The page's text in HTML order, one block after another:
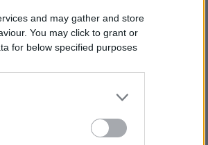
and may gather and store
You may click to grant or
for below specified purposes